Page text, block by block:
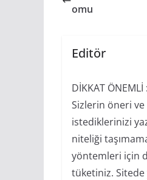
omu
Editör
DİKKAT
Sizlerin öneri
istediklerinizi
niteliği
yöntemleri için
tüketiniz. Sitede